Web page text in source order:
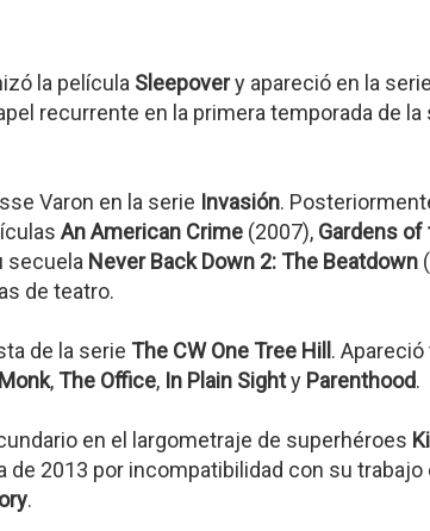
la película Sleepovery apareció en la
recurrente en la primera temporada de la
Varon en la serie Invasión.
An American Crime (2007), Gardens
secuela Never Back Down 2: The Beatdown
de teatro.
de la serie The CW One Tree Hill .
Monk, The Office, In Plain Sighty Parenthood.
en el largometraje de superhéroes
de 2013 por incompatibilidad con su trabajo
.